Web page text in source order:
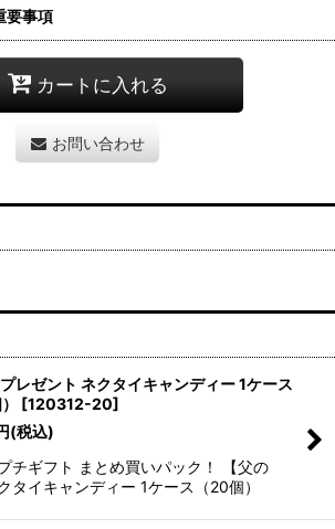
要事項
カートに入れる
お問い合わせ
レゼント ネクタイキャンディー 1ケース
[120312-20]
(税込)
チギフト まとめ買いパック！ 【父の
タイキャンディー 1ケース（20個）